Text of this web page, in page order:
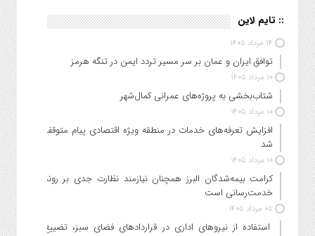
:: تایم لاین
۱۴ مرداد ۱۴۰۵
توافق ایران و عمان بر سر مسیر تردد ایمن در تنگه هرمز
۱۰ مرداد ۱۴۰۵
شتاب‌بخشی به پروژه‌های عمرانی کمال‌شهر
۱۰ مرداد ۱۴۰۵
افزایش تعرفه‌های خدمات در منطقه ویژه اقتصادی پیام متوقف
شد
۱۰ مرداد ۱۴۰۵
کرامت بیمه‌شدگان البرز همچنان نیازمند نظارت جدی بر روند
خدمت‌رسانی است
۰۵ مرداد ۱۴۰۵
استفاده از نیروهای اداری در قراردادهای فضای سبز، تضییع